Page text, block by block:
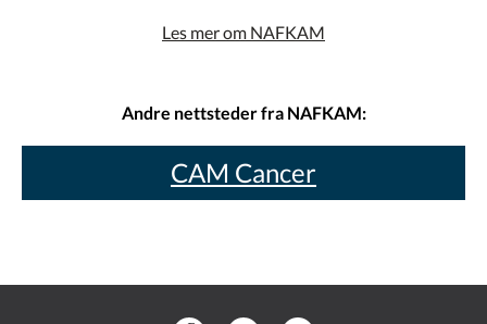
Les mer om NAFKAM
Andre nettsteder fra NAFKAM:
CAM Cancer